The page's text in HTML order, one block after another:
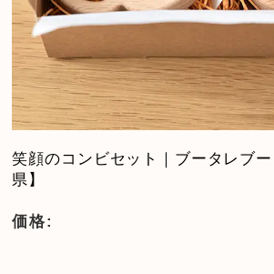
笑顔のコンビセット｜ブータレブ
県】
価格: